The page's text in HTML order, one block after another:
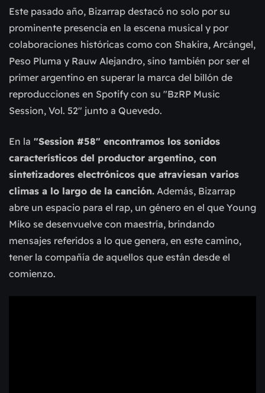
Este pasado año, Bizarrap destacó no solo por su
prominente presencia en la escena musical y por
colaboraciones históricas como con Shakira, Arcángel,
Peso Pluma y Rauw Alejandro, sino también por ser el
primer argentino en superar la marca del billón de
reproducciones en Spotify con su "BzRP Music
Session, Vol. 52" junto a Quevedo.
En la "Session #58" encontramos los sonidos
característicos del productor argentino, con
sintetizadores electrónicos que atraviesan varios
climas a lo largo de la canción. Además, Bizarrap
abre un espacio para el rap, un género en el que Young
Miko se desenvuelve con maestría, brindando
mensajes referidos a lo que genera, en este camino,
tener la compañía de aquellos que están desde el
comienzo.